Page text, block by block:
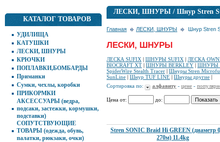
КАТАЛОГ ТОВАРОВ
УДИЛИЩА
КАТУШКИ
ЛЕСКИ, ШНУРЫ
КРЮЧКИ
ПОПЛАВКИ,БОМБАРДЫ
Приманки
Сумки, чехлы, коробки
ПРИКОРМКИ
АКСЕССУАРЫ (ведра,
подсаки, застежки, кормушки,
подставки)
СОПУТСТВУЮЩИЕ
ТОВАРЫ (одежда, обувь,
палатки, рюкзаки, очки)
ЛЕСКИ, ШНУРЫ / Шнур Stren
Главная ЛЕСКИ, ШНУРЫ Шнур Stren
ЛЕСКИ, ШНУРЫ
ЛЕСКА SUFIX ШНУРЫ SUFIX
ЛЕСКА
BIOCRAFT XT
ШНУРЫ BERKLEY
ШНУРЫ
SpiderWire Stealth Tracer
Шнуры Stren
SunLine
Шнур TUF LINE Шнуры другие
Сортировка по:
алфавиту - цене -
Цена от: до:
Stren SONIC Braid Hi GREEN (диаметр
270м) 11.4kg